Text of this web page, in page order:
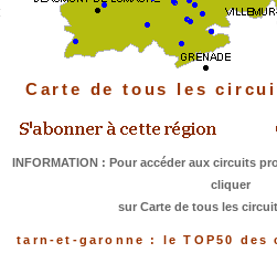
Carte de tous les
INFORMATION : Pour accéder aux circuits
cliquer
sur Carte de tous les
tarn-et-garonne : le TOP50